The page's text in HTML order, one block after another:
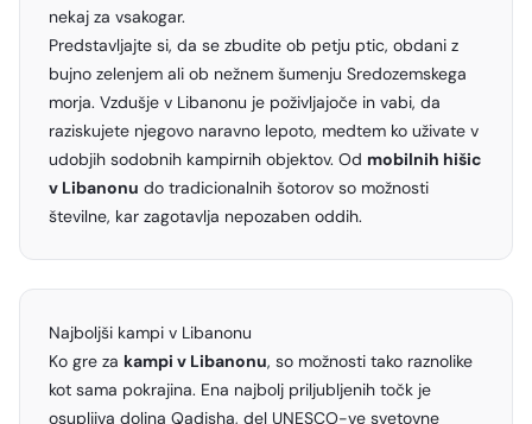
nekaj za vsakogar.
Predstavljajte si, da se zbudite ob petju ptic, obdani z
bujno zelenjem ali ob nežnem šumenju Sredozemskega
morja. Vzdušje v Libanonu je poživljajoče in vabi, da
raziskujete njegovo naravno lepoto, medtem ko uživate v
udobjih sodobnih kampirnih objektov. Od mobilnih hišic
v Libanonu do tradicionalnih šotorov so možnosti
številne, kar zagotavlja nepozaben oddih.
Najboljši kampi v Libanonu
Ko gre za kampi v Libanonu, so možnosti tako raznolike
kot sama pokrajina. Ena najbolj priljubljenih točk je
osupljiva dolina Qadisha, del UNESCO-ve svetovne